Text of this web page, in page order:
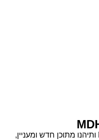
הצטרפו לקהילת הבריאות של MDHM ותיהנו מתוכן חדש ומעניין,